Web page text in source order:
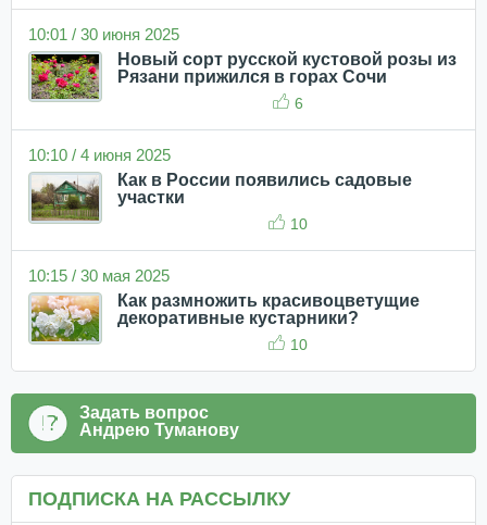
10:01 / 30 июня 2025
Новый сорт русской кустовой розы из
Рязани прижился в горах Сочи
6
10:10 / 4 июня 2025
Как в России появились садовые
участки
10
10:15 / 30 мая 2025
Как размножить красивоцветущие
декоративные кустарники?
10
Задать вопрос
Андрею Туманову
ПОДПИСКА НА РАССЫЛКУ